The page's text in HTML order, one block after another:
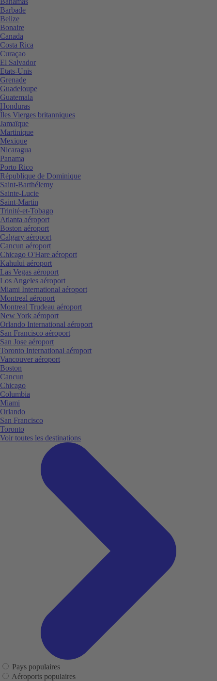
Barbade
Belize
Bonaire
Canada
Costa Rica
Curaçao
El Salvador
Etats-Unis
Grenade
Guadeloupe
Guatemala
Honduras
Îles Vierges britanniques
Jamaïque
Martinique
Mexique
Nicaragua
Panama
Porto Rico
République de Dominique
Saint-Barthélemy
Sainte-Lucie
Saint-Martin
Trinité-et-Tobago
Atlanta aéroport
Boston aéroport
Calgary aéroport
Cancun aéroport
Chicago O'Hare aéroport
Kahului aéroport
Las Vegas aéroport
Los Angeles aéroport
Miami International aéroport
Montreal aéroport
Montreal Trudeau aéroport
New York aéroport
Orlando International aéroport
San Francisco aéroport
San Jose aéroport
Toronto International aéroport
Vancouver aéroport
Boston
Cancun
Chicago
Columbia
Miami
Orlando
San Francisco
Toronto
Voir toutes les destinations
Pays populaires
Aéroports populaires